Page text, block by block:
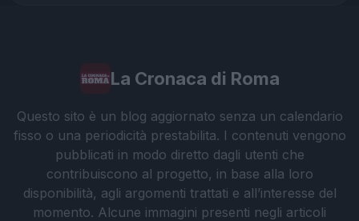
La Cronaca di Roma
Questo sito è un blog aggiornato senza un calendario
fisso o una periodicità prestabilita. I contenuti vengono
pubblicati in modo diretto dagli utenti che
contribuiscono al progetto, in base alla loro
disponibilità, agli argomenti trattati e all’interesse del
momento. Alcune immagini presenti negli articoli